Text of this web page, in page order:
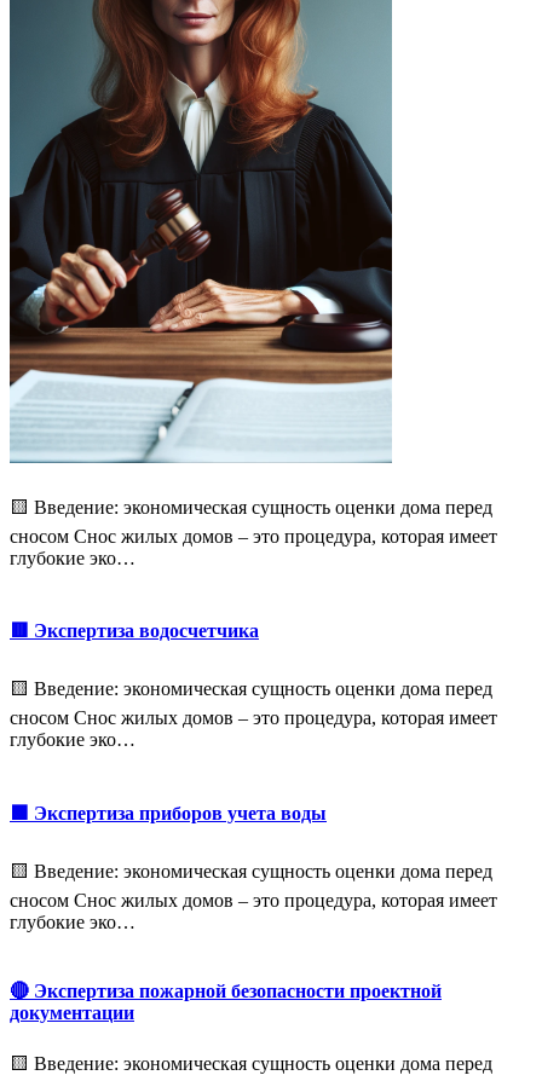
🟨 Введение: экономическая сущность оценки дома перед
сносом Снос жилых домов – это процедура, которая имеет
глубокие эко…
🟥 Экспертиза водосчетчика
🟨 Введение: экономическая сущность оценки дома перед
сносом Снос жилых домов – это процедура, которая имеет
глубокие эко…
🟩 Экспертиза приборов учета воды
🟨 Введение: экономическая сущность оценки дома перед
сносом Снос жилых домов – это процедура, которая имеет
глубокие эко…
🔴 Экспертиза пожарной безопасности проектной
документации
🟨 Введение: экономическая сущность оценки дома перед